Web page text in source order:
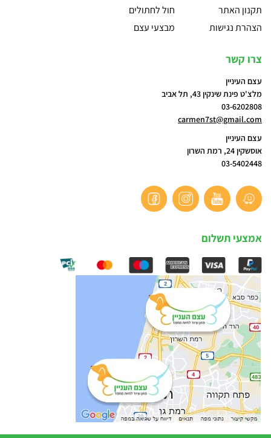
תקנון האתר
הצהרת נגישות
חול לחתולים
מבצעי עצם
צרו קשר
עצם העיניין
מלצ'ט פינת שינקין 43, תל אביב
03-6202808
carmen7st@gmail.com
עצם העיניין
אוסשקין 24, רמת השרון
03-5402448
אמצעי תשלום